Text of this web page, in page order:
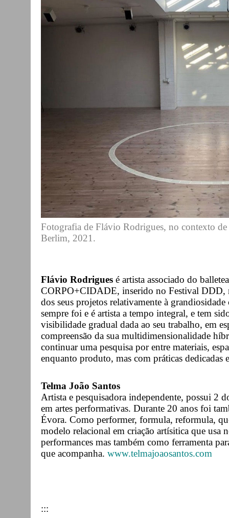
Fotografia de Flávio Rodrigues, no contexto de
Berlim, 2021.
Flávio Rodrigues é artista associado do
CORPO+CIDADE, inserido no Festival DDD,
dos seus projetos relativamente à
sempre foi e é artista a tempo integral, e tem
visibilidade gradual dada ao seu trabalho, em
compreensão da sua multidimensionalidade
continuar uma pesquisa por entre materiais,
enquanto produto, mas com práticas dedicadas
Telma João Santos
Artista e pesquisadora independente, possui 2
em artes performativas. Durante 20 anos foi
Évora. Como performer, formula, reformula,
modelo relacional em criação artísitica que usa
performances mas também como ferramenta
que acompanha. www.telmajoaosantos.com
:::